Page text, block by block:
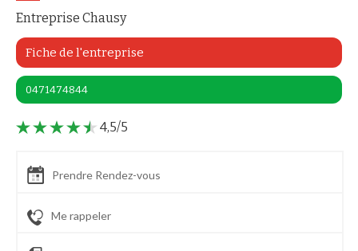
Entreprise Chausy
Fiche de l'entreprise
0471474844
4,5/5
Prendre Rendez-vous
Me rappeler